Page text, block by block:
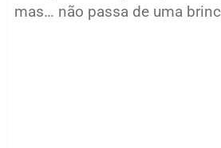
mas… não passa de uma